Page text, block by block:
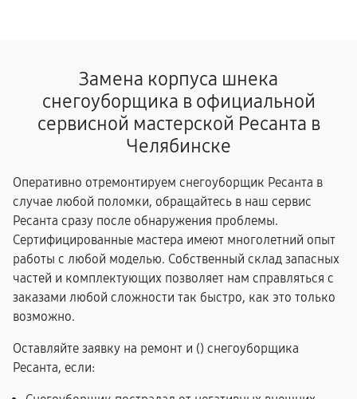
Замена корпуса шнека
снегоуборщика в официальной
сервисной мастерской Ресанта в
Челябинске
Оперативно отремонтируем снегоуборщик Ресанта в
случае любой поломки, обращайтесь в наш сервис
Ресанта сразу после обнаружения проблемы.
Сертифицированные мастера имеют многолетний опыт
работы с любой моделью. Собственный склад запасных
частей и комплектующих позволяет нам справляться с
заказами любой сложности так быстро, как это только
возможно.
Оставляйте заявку на ремонт и () снегоуборщика
Ресанта, если: